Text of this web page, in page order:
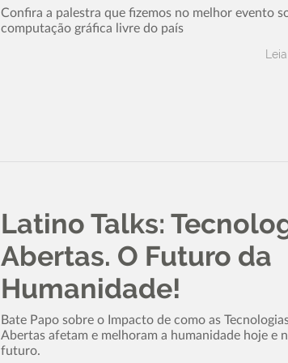
Confira a palestra que fizemos no melhor evento
computação gráfica livre do país
Latino Talks:
Abertas. O Futuro da
Humanidade!
Bate Papo sobre o Impacto de como as
Abertas afetam e melhoram a humanidade hoje e
futuro.